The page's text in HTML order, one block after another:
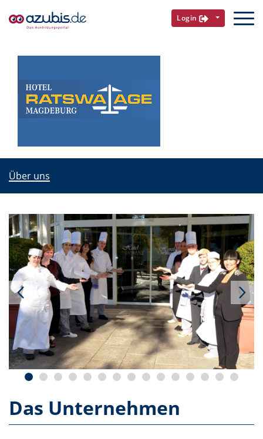
Login
Über uns
Das Unternehmen